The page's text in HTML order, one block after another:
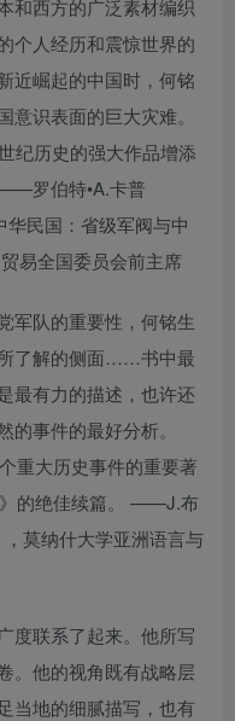
和西方的广泛素材编织
个人经历和震惊世界的
崛起的中国时，何铭
识表面的巨大灾难。
纪历史的强大作品增添
罗伯特•A.卡普
华民国：省级军阀与中
易全国委员会前主席
军队的重要性，何铭生
了解的侧面……书中最
最有力的描述，也许还
事件的最好分析。
重大历史事件的重要著
》的绝佳续篇。 ——J.布
莫纳什大学亚洲语言与
度联系了起来。他所写
。他的视角既有战略层
当地的细腻描写，也有